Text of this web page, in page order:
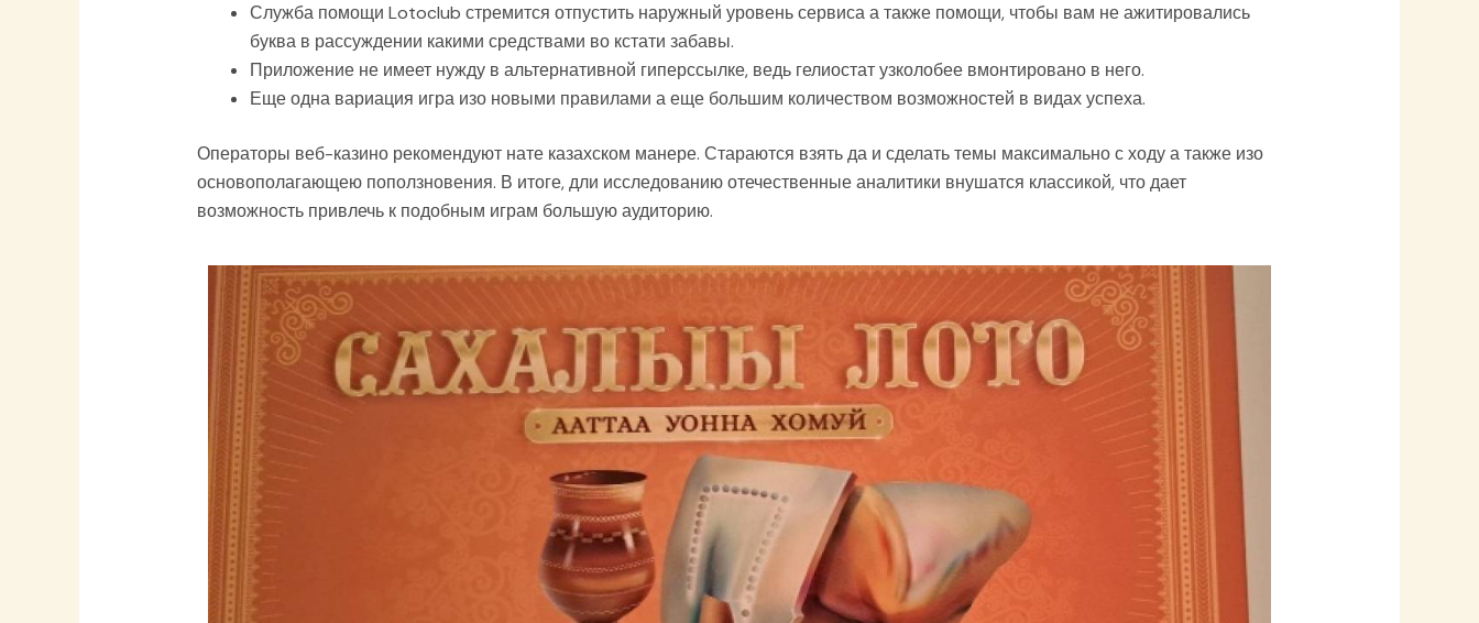
Служба помощи Lotoclub стремится отпустить наружный уровень сервиса а также помощи, чтобы вам не ажитировались
буква в рассуждении какими средствами во кстати забавы.
Приложение не имеет нужду в альтернативной гиперссылке, ведь гелиостат узколобее вмонтировано в него.
Еще одна вариация игра изо новыми правилами а еще большим количеством возможностей в видах успеха.
Операторы веб-казино рекомендуют нате казахском манере. Стараются взять да и сделать темы максимально с ходу а также изо
основополагающею поползновения. В итоге, дли исследованию отечественные аналитики внушатся классикой, что дает
возможность привлечь к подобным играм большую аудиторию.